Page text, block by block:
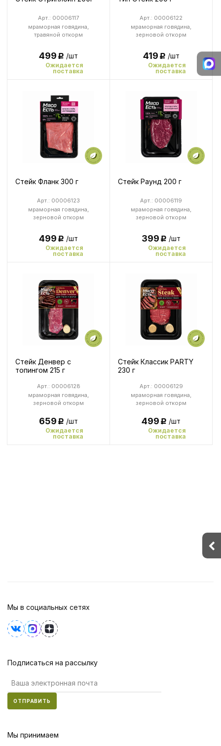
мраморная говядина,
травяной откорм
Арт.: 00006117
499Р /шт
Ожидается
поставка
мраморная говядина,
зерновой откорм
Арт.: 00006122
419Р /шт
Ожидается
поставка
Стейк Фланк 300 г
мраморная говядина,
зерновой откорм
Арт.: 00006123
499Р /шт
Ожидается
поставка
Стейк Раунд 200 г
мраморная говядина,
зерновой откорм
Арт.: 00006119
399Р /шт
Ожидается
поставка
Стейк Денвер с
топингом 215 г
мраморная говядина,
зерновой откорм
Арт.: 00006128
659Р /шт
Ожидается
поставка
Стейк Классик PARTY
230 г
мраморная говядина,
зерновой откорм
Арт.: 00006129
499Р /шт
Ожидается
поставка
Мы в социальных сетях
Подписаться на рассылку
ОТПРАВИТЬ
Мы принимаем